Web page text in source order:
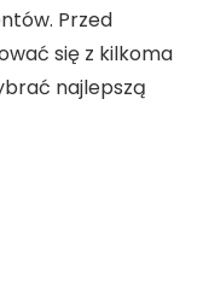
Przed
się z kilkoma
najlepszą